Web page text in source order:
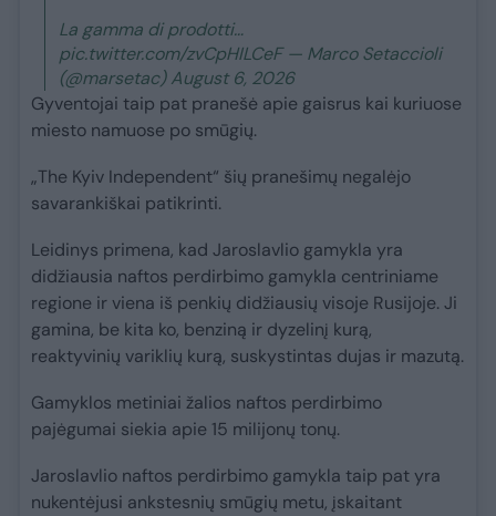
La gamma di prodotti…
pic.twitter.com/zvCpHILCeF — Marco Setaccioli
(@marsetac) August 6, 2026
Gyventojai taip pat pranešė apie gaisrus kai kuriuose
miesto namuose po smūgių.
„The Kyiv Independent“ šių pranešimų negalėjo
savarankiškai patikrinti.
Leidinys primena, kad Jaroslavlio gamykla yra
didžiausia naftos perdirbimo gamykla centriniame
regione ir viena iš penkių didžiausių visoje Rusijoje. Ji
gamina, be kita ko, benziną ir dyzelinį kurą,
reaktyvinių variklių kurą, suskystintas dujas ir mazutą.
Gamyklos metiniai žalios naftos perdirbimo
pajėgumai siekia apie 15 milijonų tonų.
Jaroslavlio naftos perdirbimo gamykla taip pat yra
nukentėjusi ankstesnių smūgių metu, įskaitant